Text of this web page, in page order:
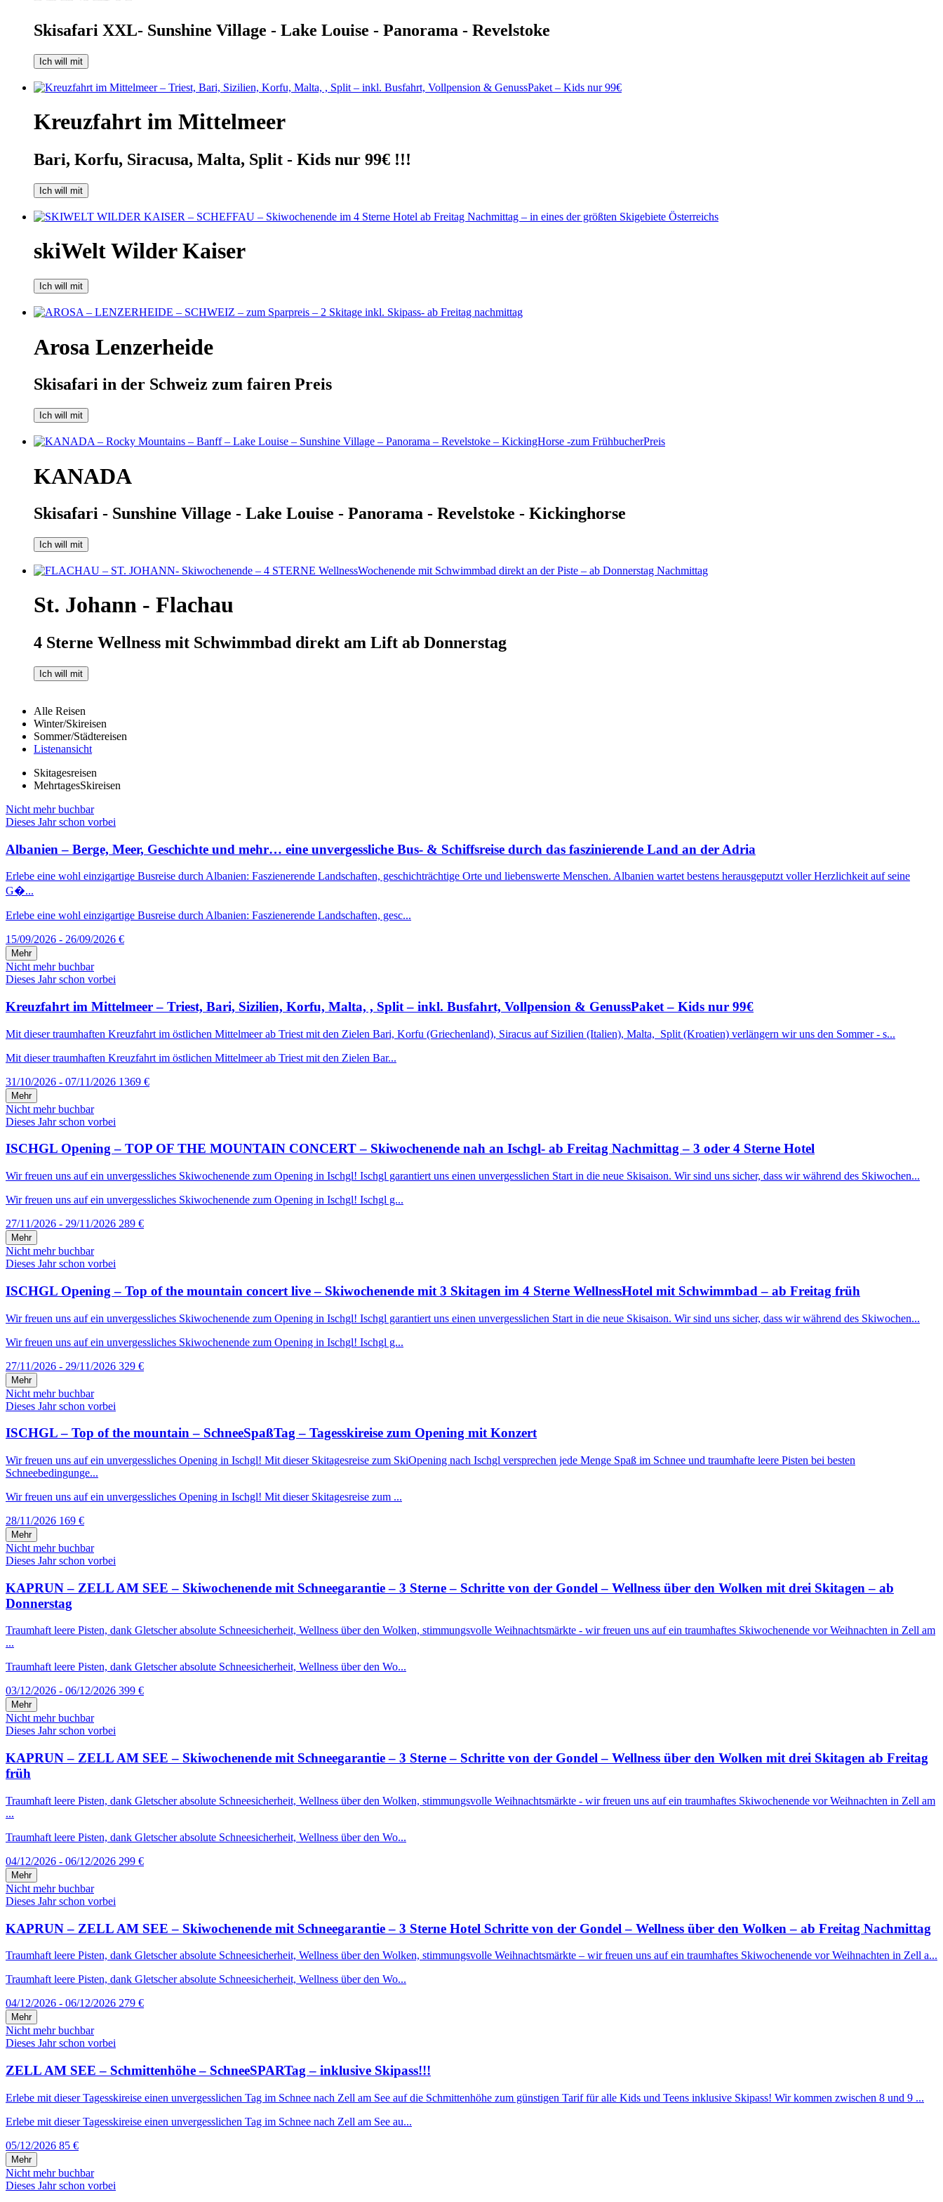
Skisafari XXL- Sunshine Village - Lake Louise - Panorama - Revelstoke
Ich will mit
Kreuzfahrt im Mittelmeer
Bari, Korfu, Siracusa, Malta, Split - Kids nur 99€ !!!
Ich will mit
skiWelt Wilder Kaiser
Ich will mit
Arosa Lenzerheide
Skisafari in der Schweiz zum fairen Preis
Ich will mit
KANADA
Skisafari - Sunshine Village - Lake Louise - Panorama - Revelstoke - Kickinghorse
Ich will mit
St. Johann - Flachau
4 Sterne Wellness mit Schwimmbad direkt am Lift ab Donnerstag
Ich will mit
Alle Reisen
Winter/Skireisen
Sommer/Städtereisen
Listenansicht
Skitagesreisen
MehrtagesSkireisen
Nicht mehr buchbar
Dieses Jahr schon vorbei
Albanien – Berge, Meer, Geschichte und mehr… eine unvergessliche Bus- & Schiffsreise durch das faszinierende Land an der Adria
Erlebe eine wohl einzigartige Busreise durch Albanien: Faszienerende Landschaften, geschichträchtige Orte und liebenswerte Menschen. Albanien wartet bestens herausgeputzt voller Herzlichkeit auf seine
G�...
Erlebe eine wohl einzigartige Busreise durch Albanien: Faszienerende Landschaften, gesc...
15/09/2026 - 26/09/2026 €
Mehr
Nicht mehr buchbar
Dieses Jahr schon vorbei
Kreuzfahrt im Mittelmeer – Triest, Bari, Sizilien, Korfu, Malta, , Split – inkl. Busfahrt, Vollpension & GenussPaket – Kids nur 99€
Mit dieser traumhaften Kreuzfahrt im östlichen Mittelmeer ab Triest mit den Zielen Bari, Korfu (Griechenland), Siracus auf Sizilien (Italien), Malta, Split (Kroatien) verlängern wir uns den Sommer - s...
Mit dieser traumhaften Kreuzfahrt im östlichen Mittelmeer ab Triest mit den Zielen Bar...
31/10/2026 - 07/11/2026 1369 €
Mehr
Nicht mehr buchbar
Dieses Jahr schon vorbei
ISCHGL Opening – TOP OF THE MOUNTAIN CONCERT – Skiwochenende nah an Ischgl- ab Freitag Nachmittag – 3 oder 4 Sterne Hotel
Wir freuen uns auf ein unvergessliches Skiwochenende zum Opening in Ischgl! Ischgl garantiert uns einen unvergesslichen Start in die neue Skisaison. Wir sind uns sicher, dass wir während des Skiwochen...
Wir freuen uns auf ein unvergessliches Skiwochenende zum Opening in Ischgl! Ischgl g...
27/11/2026 - 29/11/2026 289 €
Mehr
Nicht mehr buchbar
Dieses Jahr schon vorbei
ISCHGL Opening – Top of the mountain concert live – Skiwochenende mit 3 Skitagen im 4 Sterne WellnessHotel mit Schwimmbad – ab Freitag früh
Wir freuen uns auf ein unvergessliches Skiwochenende zum Opening in Ischgl! Ischgl garantiert uns einen unvergesslichen Start in die neue Skisaison. Wir sind uns sicher, dass wir während des Skiwochen...
Wir freuen uns auf ein unvergessliches Skiwochenende zum Opening in Ischgl! Ischgl g...
27/11/2026 - 29/11/2026 329 €
Mehr
Nicht mehr buchbar
Dieses Jahr schon vorbei
ISCHGL – Top of the mountain – SchneeSpaßTag – Tagesskireise zum Opening mit Konzert
Wir freuen uns auf ein unvergessliches Opening in Ischgl! Mit dieser Skitagesreise zum SkiOpening nach Ischgl versprechen jede Menge Spaß im Schnee und traumhafte leere Pisten bei besten
Schneebedingunge...
Wir freuen uns auf ein unvergessliches Opening in Ischgl! Mit dieser Skitagesreise zum ...
28/11/2026 169 €
Mehr
Nicht mehr buchbar
Dieses Jahr schon vorbei
KAPRUN – ZELL AM SEE – Skiwochenende mit Schneegarantie – 3 Sterne – Schritte von der Gondel – Wellness über den Wolken mit drei Skitagen – ab
Donnerstag
Traumhaft leere Pisten, dank Gletscher absolute Schneesicherheit, Wellness über den Wolken, stimmungsvolle Weihnachtsmärkte - wir freuen uns auf ein traumhaftes Skiwochenende vor Weihnachten in Zell am
...
Traumhaft leere Pisten, dank Gletscher absolute Schneesicherheit, Wellness über den Wo...
03/12/2026 - 06/12/2026 399 €
Mehr
Nicht mehr buchbar
Dieses Jahr schon vorbei
KAPRUN – ZELL AM SEE – Skiwochenende mit Schneegarantie – 3 Sterne – Schritte von der Gondel – Wellness über den Wolken mit drei Skitagen ab Freitag
früh
Traumhaft leere Pisten, dank Gletscher absolute Schneesicherheit, Wellness über den Wolken, stimmungsvolle Weihnachtsmärkte - wir freuen uns auf ein traumhaftes Skiwochenende vor Weihnachten in Zell am
...
Traumhaft leere Pisten, dank Gletscher absolute Schneesicherheit, Wellness über den Wo...
04/12/2026 - 06/12/2026 299 €
Mehr
Nicht mehr buchbar
Dieses Jahr schon vorbei
KAPRUN – ZELL AM SEE – Skiwochenende mit Schneegarantie – 3 Sterne Hotel Schritte von der Gondel – Wellness über den Wolken – ab Freitag Nachmittag
Traumhaft leere Pisten, dank Gletscher absolute Schneesicherheit, Wellness über den Wolken, stimmungsvolle Weihnachtsmärkte – wir freuen uns auf ein traumhaftes Skiwochenende vor Weihnachten in Zell a...
Traumhaft leere Pisten, dank Gletscher absolute Schneesicherheit, Wellness über den Wo...
04/12/2026 - 06/12/2026 279 €
Mehr
Nicht mehr buchbar
Dieses Jahr schon vorbei
ZELL AM SEE – Schmittenhöhe – SchneeSPARTag – inklusive Skipass!!!
Erlebe mit dieser Tagesskireise einen unvergesslichen Tag im Schnee nach Zell am See auf die Schmittenhöhe zum günstigen Tarif für alle Kids und Teens inklusive Skipass! Wir kommen zwischen 8 und 9 ...
Erlebe mit dieser Tagesskireise einen unvergesslichen Tag im Schnee nach Zell am See au...
05/12/2026 85 €
Mehr
Nicht mehr buchbar
Dieses Jahr schon vorbei